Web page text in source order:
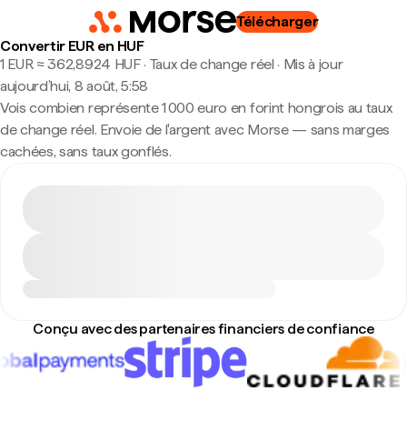
Télécharger
Convertir EUR en HUF
1 EUR ≈ 362,8924 HUF · Taux de change réel · Mis à jour
aujourd’hui, 8 août, 5:58
Vois combien représente 1 000 euro en forint hongrois au taux
de change réel. Envoie de l'argent avec Morse — sans marges
cachées, sans taux gonflés.
Conçu avec des partenaires financiers de confiance